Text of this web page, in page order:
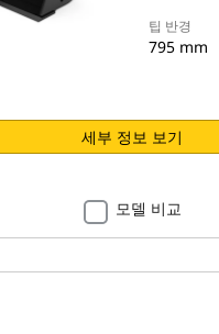
팁 반경
795 mm
세부 정보 보기
모델 비교